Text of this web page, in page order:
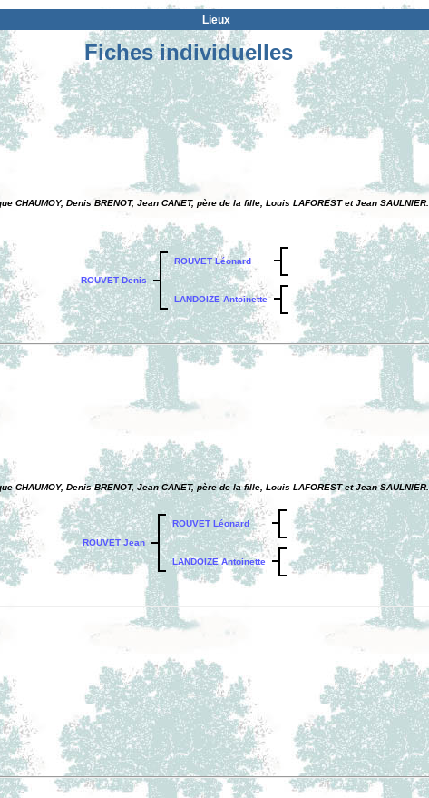
Lieux
Fiches individuelles
CHAUMOY, Denis BRENOT, Jean CANET, père de la fille, Louis LAFOREST et Jean SAULNIER.
ROUVET Denis
ROUVET Léonard
LANDOIZE Antoinette
CHAUMOY, Denis BRENOT, Jean CANET, père de la fille, Louis LAFOREST et Jean SAULNIER.
ROUVET Jean
ROUVET Léonard
LANDOIZE Antoinette